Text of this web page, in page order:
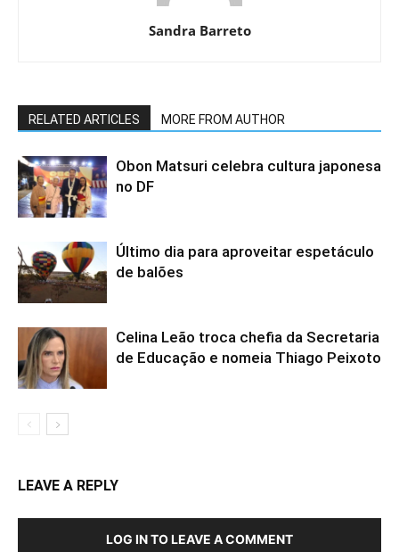
Sandra Barreto
RELATED ARTICLES MORE FROM AUTHOR
Obon Matsuri celebra cultura japonesa
no DF
Último dia para aproveitar espetáculo
de balões
Celina Leão troca chefia da Secretaria
de Educação e nomeia Thiago Peixoto
LEAVE A REPLY
LOG IN TO LEAVE A COMMENT